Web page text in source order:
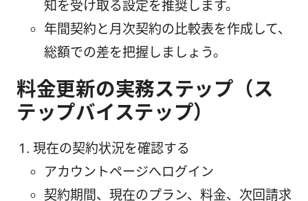
知を受け取る設定を推奨します。
年間契約と月次契約の比較表を作成して、
総額での差を把握しましょう。
料金更新の実務ステップ（ス
テップバイステップ）
現在の契約状況を確認する
アカウントページへログイン
契約期間、現在のプラン、料金、次回請求